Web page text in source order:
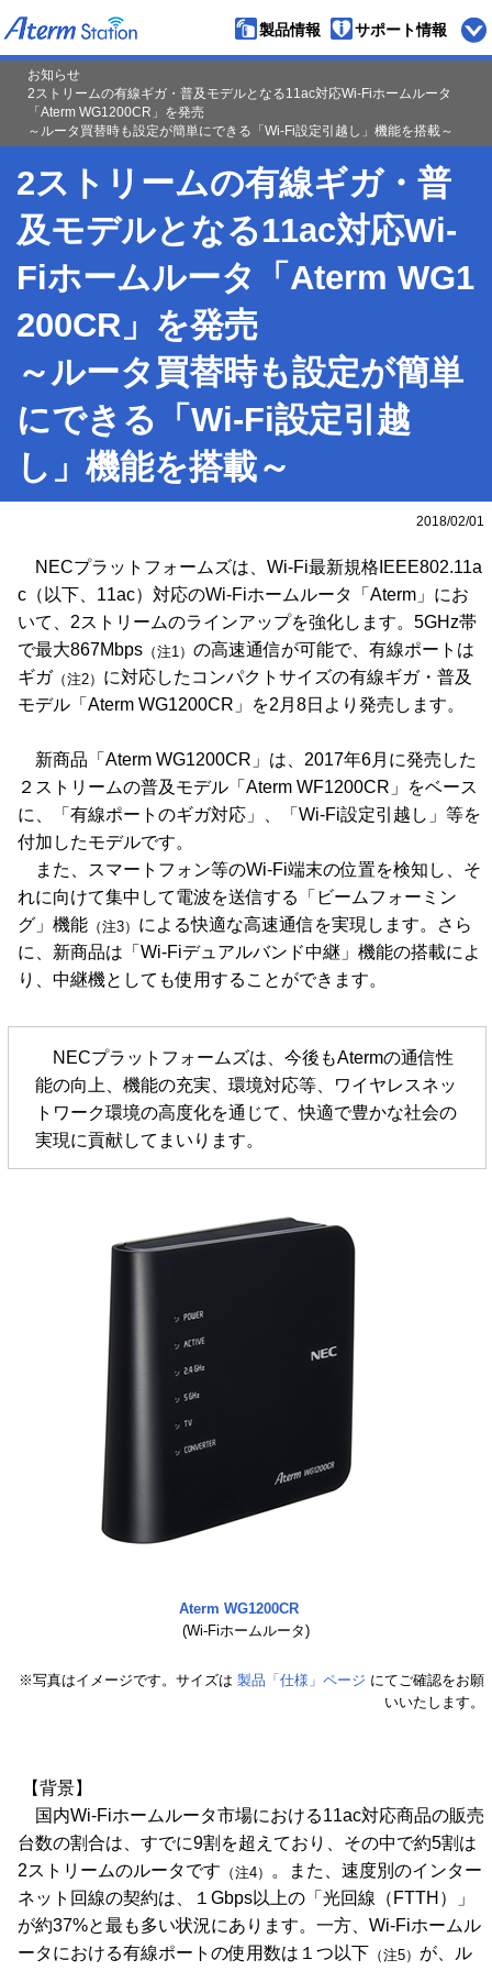
製品情報 サポート情報
お知らせ
2ストリームの有線ギガ・普及モデルとなる11ac対応Wi-Fiホームルータ
「Aterm WG1200CR」を発売
～ルータ買替時も設定が簡単にできる「Wi-Fi設定引越し」機能を搭載～
2ストリームの有線ギガ・普
及モデルとなる11ac対応Wi-
Fiホームルータ「Aterm WG1
200CR」を発売
～ルータ買替時も設定が簡単
にできる「Wi-Fi設定引越
し」機能を搭載～
2018/02/01
NECプラットフォームズは、Wi-Fi最新規格IEEE802.11a
c（以下、11ac）対応のWi-Fiホームルータ「Aterm」にお
いて、2ストリームのラインアップを強化します。5GHz帯
で最大867Mbps（注1） の高速通信が可能で、有線ポートは
ギガ （注2） に対応したコンパクトサイズの有線ギガ・普及
モデル「Aterm WG1200CR」を2月8日より発売します。
新商品「Aterm WG1200CR」は、2017年6月に発売した
２ストリームの普及モデル「Aterm WF1200CR」をベース
に、「有線ポートのギガ対応」、「Wi-Fi設定引越し」等を
付加したモデルです。
また、スマートフォン等のWi-Fi端末の位置を検知し、そ
れに向けて集中して電波を送信する「ビームフォーミン
グ」機能（注3） による快適な高速通信を実現します。さら
に、新商品は「Wi-Fiデュアルバンド中継」機能の搭載によ
り、中継機としても使用することができます。
NECプラットフォームズは、今後もAtermの通信性
能の向上、機能の充実、環境対応等、ワイヤレスネッ
トワーク環境の高度化を通じて、快適で豊かな社会の
実現に貢献してまいります。
Aterm WG1200CR
(Wi-Fiホームルータ)
※写真はイメージです。サイズは製品「仕様」ページ にてご確認をお願
いいたします。
【背景】
国内Wi-Fiホームルータ市場における11ac対応商品の販売
台数の割合は、すでに9割を超えており、その中で約5割は
2ストリームのルータです （注4）
。また、速度別のインター
ネット回線の契約は、１Gbps以上の「光回線（FTTH）」
が約37%と最も多い状況にあります。一方、Wi-Fiホームル
ータにおける有線ポートの使用数は１つ以下 （注5） が、ル